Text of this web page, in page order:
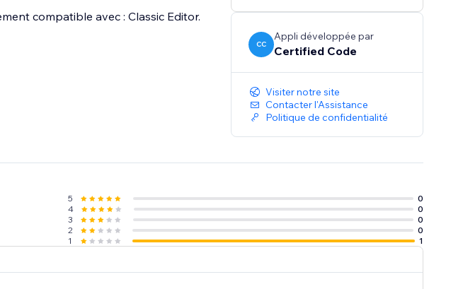
compatible avec : Classic Editor.
CC
Appli développée par
Certified Code
Visiter notre site
Contacter l'Assistance
Politique de confidentialité
5
0
4
0
3
0
2
0
1
1